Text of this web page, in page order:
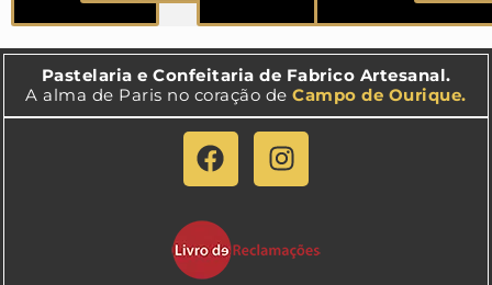
Pastelaria e Confeitaria de Fabrico Artesanal.
A alma de Paris no coração deCampo de Ourique.